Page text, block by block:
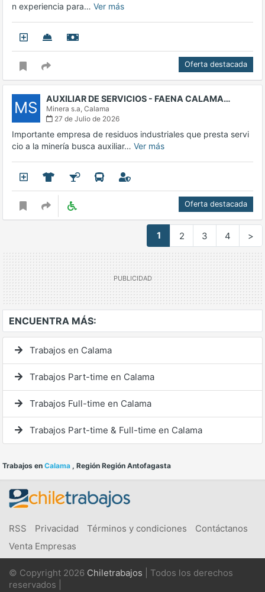
n experiencia para… Ver más
Oferta destacada
MS AUXILIAR DE SERVICIOS - FAENA CALAMA…
Minera s.a, Calama
27 de Julio de 2026
Importante empresa de residuos industriales que presta servi
cio a la minería busca auxiliar… Ver más
Oferta destacada
1 2 3 4 >
ENCUENTRA MÁS:
Trabajos en Calama
Trabajos Part-time en Calama
Trabajos Full-time en Calama
Trabajos Part-time & Full-time en Calama
Trabajos en Calama , Región Región Antofagasta
RSS Privacidad Términos y condiciones
Contáctanos
Venta Empresas
© Copyright 2026 Chiletrabajos | Todos los derechos
reservados |